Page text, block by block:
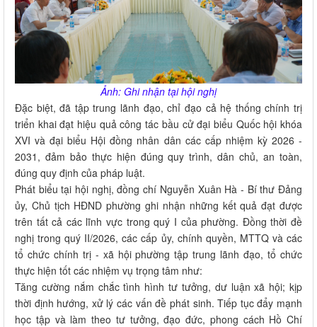
Ảnh: Ghi nhận tại hội nghị
Đặc biệt, đã tập trung lãnh đạo, chỉ đạo cả hệ thống chính trị
triển khai đạt hiệu quả công tác bầu cử đại biểu Quốc hội khóa
XVI và đại biểu Hội đồng nhân dân các cấp nhiệm kỳ 2026 -
2031, đảm bảo thực hiện đúng quy trình, dân chủ, an toàn,
đúng quy định của pháp luật.
Phát biểu tại hội nghị, đồng chí Nguyễn Xuân Hà - Bí thư Đảng
ủy, Chủ tịch HĐND phường ghi nhận những kết quả đạt được
trên tất cả các lĩnh vực trong quý I của phường. Đồng thời đề
nghị trong quý II/2026, các cấp ủy, chính quyền, MTTQ và các
tổ chức chính trị - xã hội phường tập trung lãnh đạo, tổ chức
thực hiện tốt các nhiệm vụ trọng tâm như:
Tăng cường nắm chắc tình hình tư tưởng, dư luận xã hội; kịp
thời định hướng, xử lý các vấn đề phát sinh. Tiếp tục đẩy mạnh
học tập và làm theo tư tưởng, đạo đức, phong cách Hồ Chí